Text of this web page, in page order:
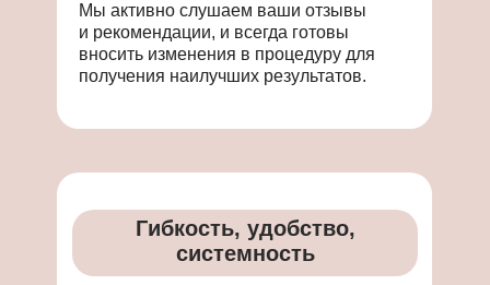
Мы активно слушаем ваши отзывы
и рекомендации, и всегда готовы
вносить изменения в процедуру для
получения наилучших результатов.
Гибкость, удобство,
системность